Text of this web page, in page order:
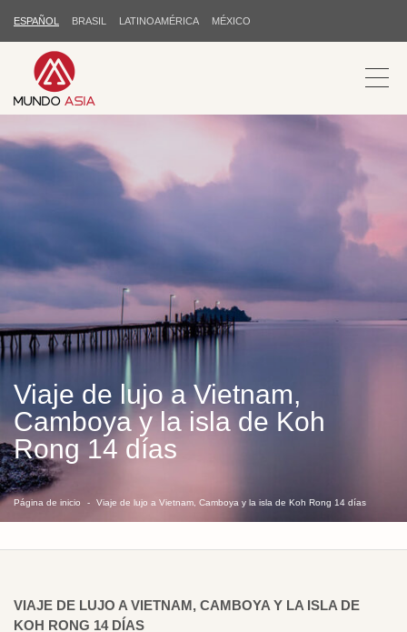
ESPAÑOL BRASIL LATINOAMÉRICA MÉXICO
Viaje de lujo a Vietnam,
Camboya y la isla de Koh
Rong 14 días
Página de inicio Viaje de lujo a Vietnam, Camboya y la isla de Koh Rong 14 días
VIAJE DE LUJO A VIETNAM, CAMBOYA Y LA ISLA DE
KOH RONG 14 DÍAS